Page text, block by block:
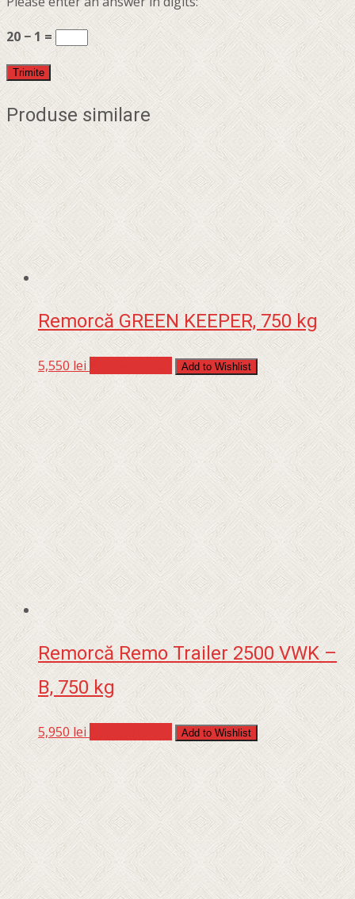
20 − 1 =
Produse similare
Remorcă GREEN KEEPER, 750 kg
5,550lei Add to Wishlist
Remorcă Remo Trailer 2500 VWK –
B, 750 kg
5,950lei Add to Wishlist